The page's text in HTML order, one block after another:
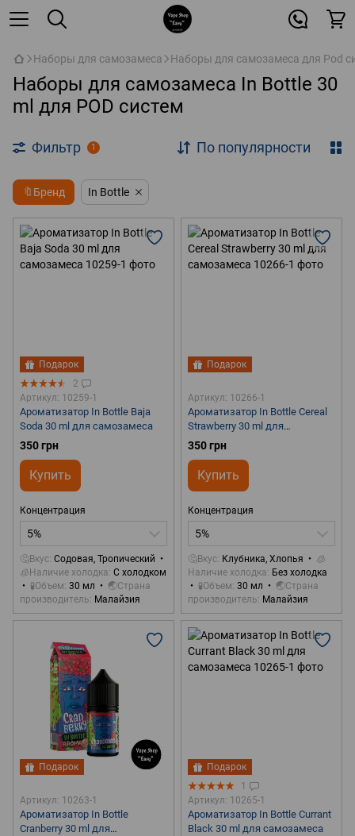
Наборы для самозамеса Наборы для самозамеса для Pod
Наборы для самозамеса In Bottle 30
ml для POD систем
Фильтр 1 По популярности
🔖Бренд In Bottle
Подарок
2
Артикул: 10259-1
Ароматизатор In Bottle Baja
Soda 30 ml для самозамеса
350 грн
Купить
Концентрация
5%
🤔Вкус Содовая, Тропический
🧊Наличие холодка С холодком
🧪Объем 30 мл
🌏Страна
производитель
Малайзия
Подарок
Артикул: 10266-1
Ароматизатор In Bottle Cereal
Strawberry 30 ml для
самозамеса
350 грн
Купить
Концентрация
5%
🤔Вкус Клубника, Хлопья
🧊
Наличие холодка
Без холодка
🧪Объем 30 мл
🌏Страна
производитель
Малайзия
Подарок
Артикул: 10263-1
Ароматизатор In Bottle
Cranberry 30 ml для
Подарок
1
Артикул: 10265-1
Ароматизатор In Bottle Currant
Black 30 ml для самозамеса